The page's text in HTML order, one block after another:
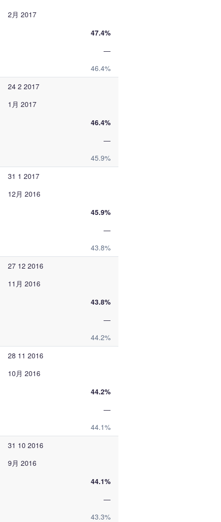
2月 2017
47.4%
—
46.4%
24 2 2017
1月 2017
46.4%
—
45.9%
31 1 2017
12月 2016
45.9%
—
43.8%
27 12 2016
11月 2016
43.8%
—
44.2%
28 11 2016
10月 2016
44.2%
—
44.1%
31 10 2016
9月 2016
44.1%
—
43.3%